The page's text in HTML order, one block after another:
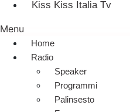
Kiss Kiss Italia Tv
Menu
Home
Radio
Speaker
Programmi
Palinsesto